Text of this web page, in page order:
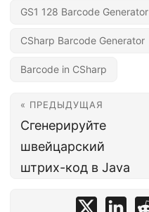
GS1 128 Barcode Generator
CSharp Barcode Generator
Barcode in CSharp
« ПРЕДЫДУЩАЯ
Сгенерируйте
швейцарский
штрих-код в Java